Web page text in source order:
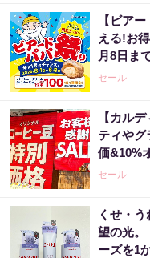
【ビア
える!お
月8日ま
セール
【カル
ティやグ
価&10%
セール
くせ・
望の光。
ーズを1